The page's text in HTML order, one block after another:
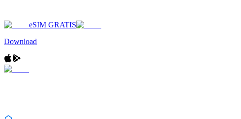
eSIM GRATIS
Download